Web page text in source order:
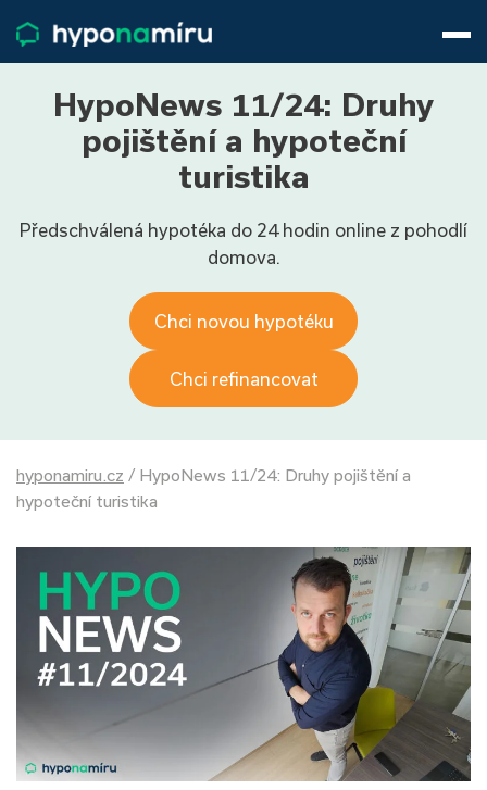
Životní pojištění
Pojištění nemovitosti
Články
O nás
Přihlásit
HypoNews 11/24: Druhy
pojištění a hypoteční
turistika
Předschválená hypotéka do 24 hodin online z pohodlí
domova.
Chci novou hypotéku
Chci refinancovat
hyponamiru.cz / HypoNews 11/24: Druhy pojištění a
hypoteční turistika